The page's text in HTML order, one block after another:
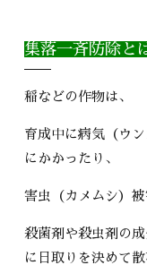
集落一斉防除と
稲などの作物は、
育成中に病気（ウ
にかかったり、
害虫（カメムシ）被
殺菌剤や殺虫剤の
に日取りを決めて散